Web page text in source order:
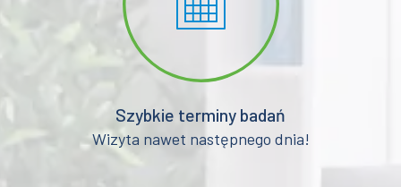
Szybkie terminy badań
Wizyta nawet następnego dnia!